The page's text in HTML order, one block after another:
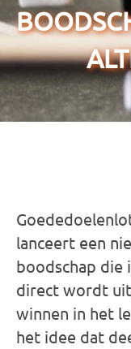
lanceert een
boodschap die
direct wordt
winnen in het
het idee dat